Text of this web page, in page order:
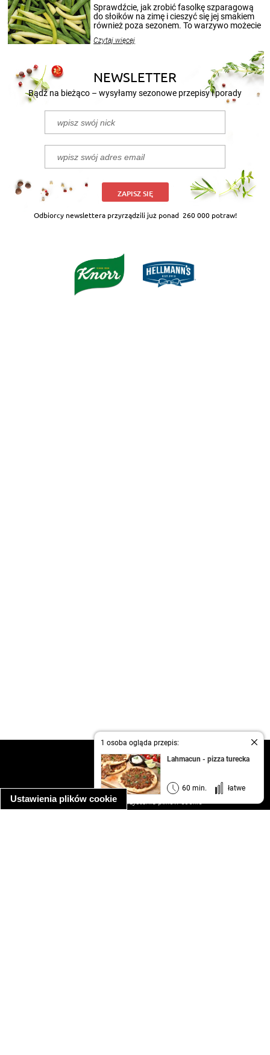
Ustawienia plików cookie
1 osoba ogląda przepis:
Lahmacun - pizza turecka
60 min. łatwe
patenty, które pozwolą zachować świeżość
przetworów.
Sprawdźcie, jak zrobić fasolkę szparagową
do słoików na zimę i cieszyć się jej smakiem
również poza sezonem. To warzywo możecie
nasze propozycje!
Czytaj więcej
NEWSLETTER
Bądź na bieżąco – wysyłamy sezonowe przepisy i porady
ZAPISZ SIĘ
Odbiorcy newslettera przyrządzili już ponad 260 000 potraw!
kontakt
regulamin
informacja o prywatności
informacja o wykorzystaniu plików cookie